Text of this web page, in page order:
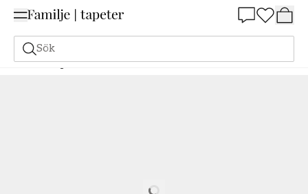
Sök
Målarfärg Beställ utifrån NCS Beställ utifrån NCS 0550-Y70R